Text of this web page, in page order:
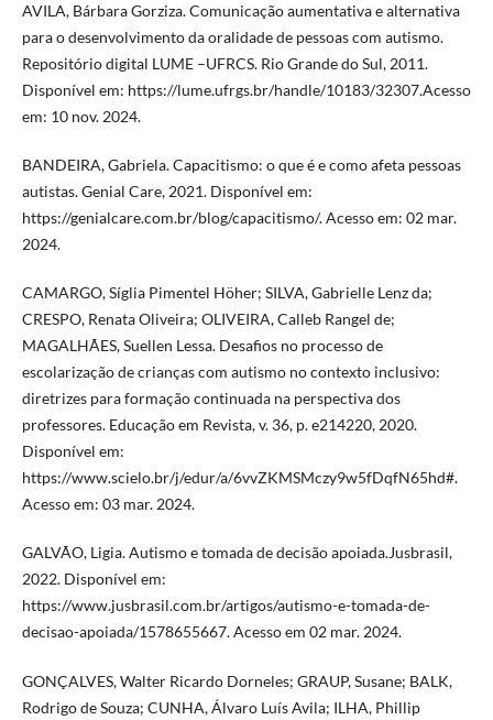
AVILA, Bárbara Gorziza. Comunicação aumentativa e alternativa
para o desenvolvimento da oralidade de pessoas com autismo.
Repositório digital LUME –UFRCS. Rio Grande do Sul, 2011.
Disponível em: https://lume.ufrgs.br/handle/10183/32307.Acesso
em: 10 nov. 2024.
BANDEIRA, Gabriela. Capacitismo: o que é e como afeta pessoas
autistas. Genial Care, 2021. Disponível em:
https://genialcare.com.br/blog/capacitismo/. Acesso em: 02 mar.
2024.
CAMARGO, Síglia Pimentel Höher; SILVA, Gabrielle Lenz da;
CRESPO, Renata Oliveira; OLIVEIRA, Calleb Rangel de;
MAGALHÃES, Suellen Lessa. Desafios no processo de
escolarização de crianças com autismo no contexto inclusivo:
diretrizes para formação continuada na perspectiva dos
professores. Educação em Revista, v. 36, p. e214220, 2020.
Disponível em:
https://www.scielo.br/j/edur/a/6vvZKMSMczy9w5fDqfN65hd#.
Acesso em: 03 mar. 2024.
GALVÃO, Ligia. Autismo e tomada de decisão apoiada.Jusbrasil,
2022. Disponível em:
https://www.jusbrasil.com.br/artigos/autismo-e-tomada-de-
decisao-apoiada/1578655667. Acesso em 02 mar. 2024.
GONÇALVES, Walter Ricardo Dorneles; GRAUP, Susane; BALK,
Rodrigo de Souza; CUNHA, Álvaro Luís Avila; ILHA, Phillip